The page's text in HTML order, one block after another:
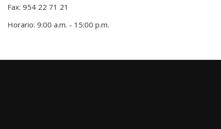
Fax: 954 22 71 21
Horario: 9:00 a.m. - 15:00 p.m.